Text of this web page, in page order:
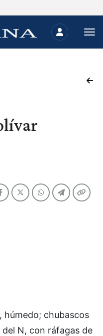
húmedo; chubascos
N, con ráfagas de